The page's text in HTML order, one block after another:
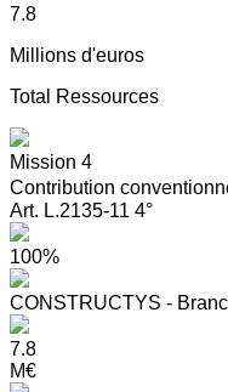
7.8
Millions d'euros
Total Ressources
Mission 4
Contribution
Art. L.2135-11 4°
100%
CONSTRUCTYS -
7.8
M€